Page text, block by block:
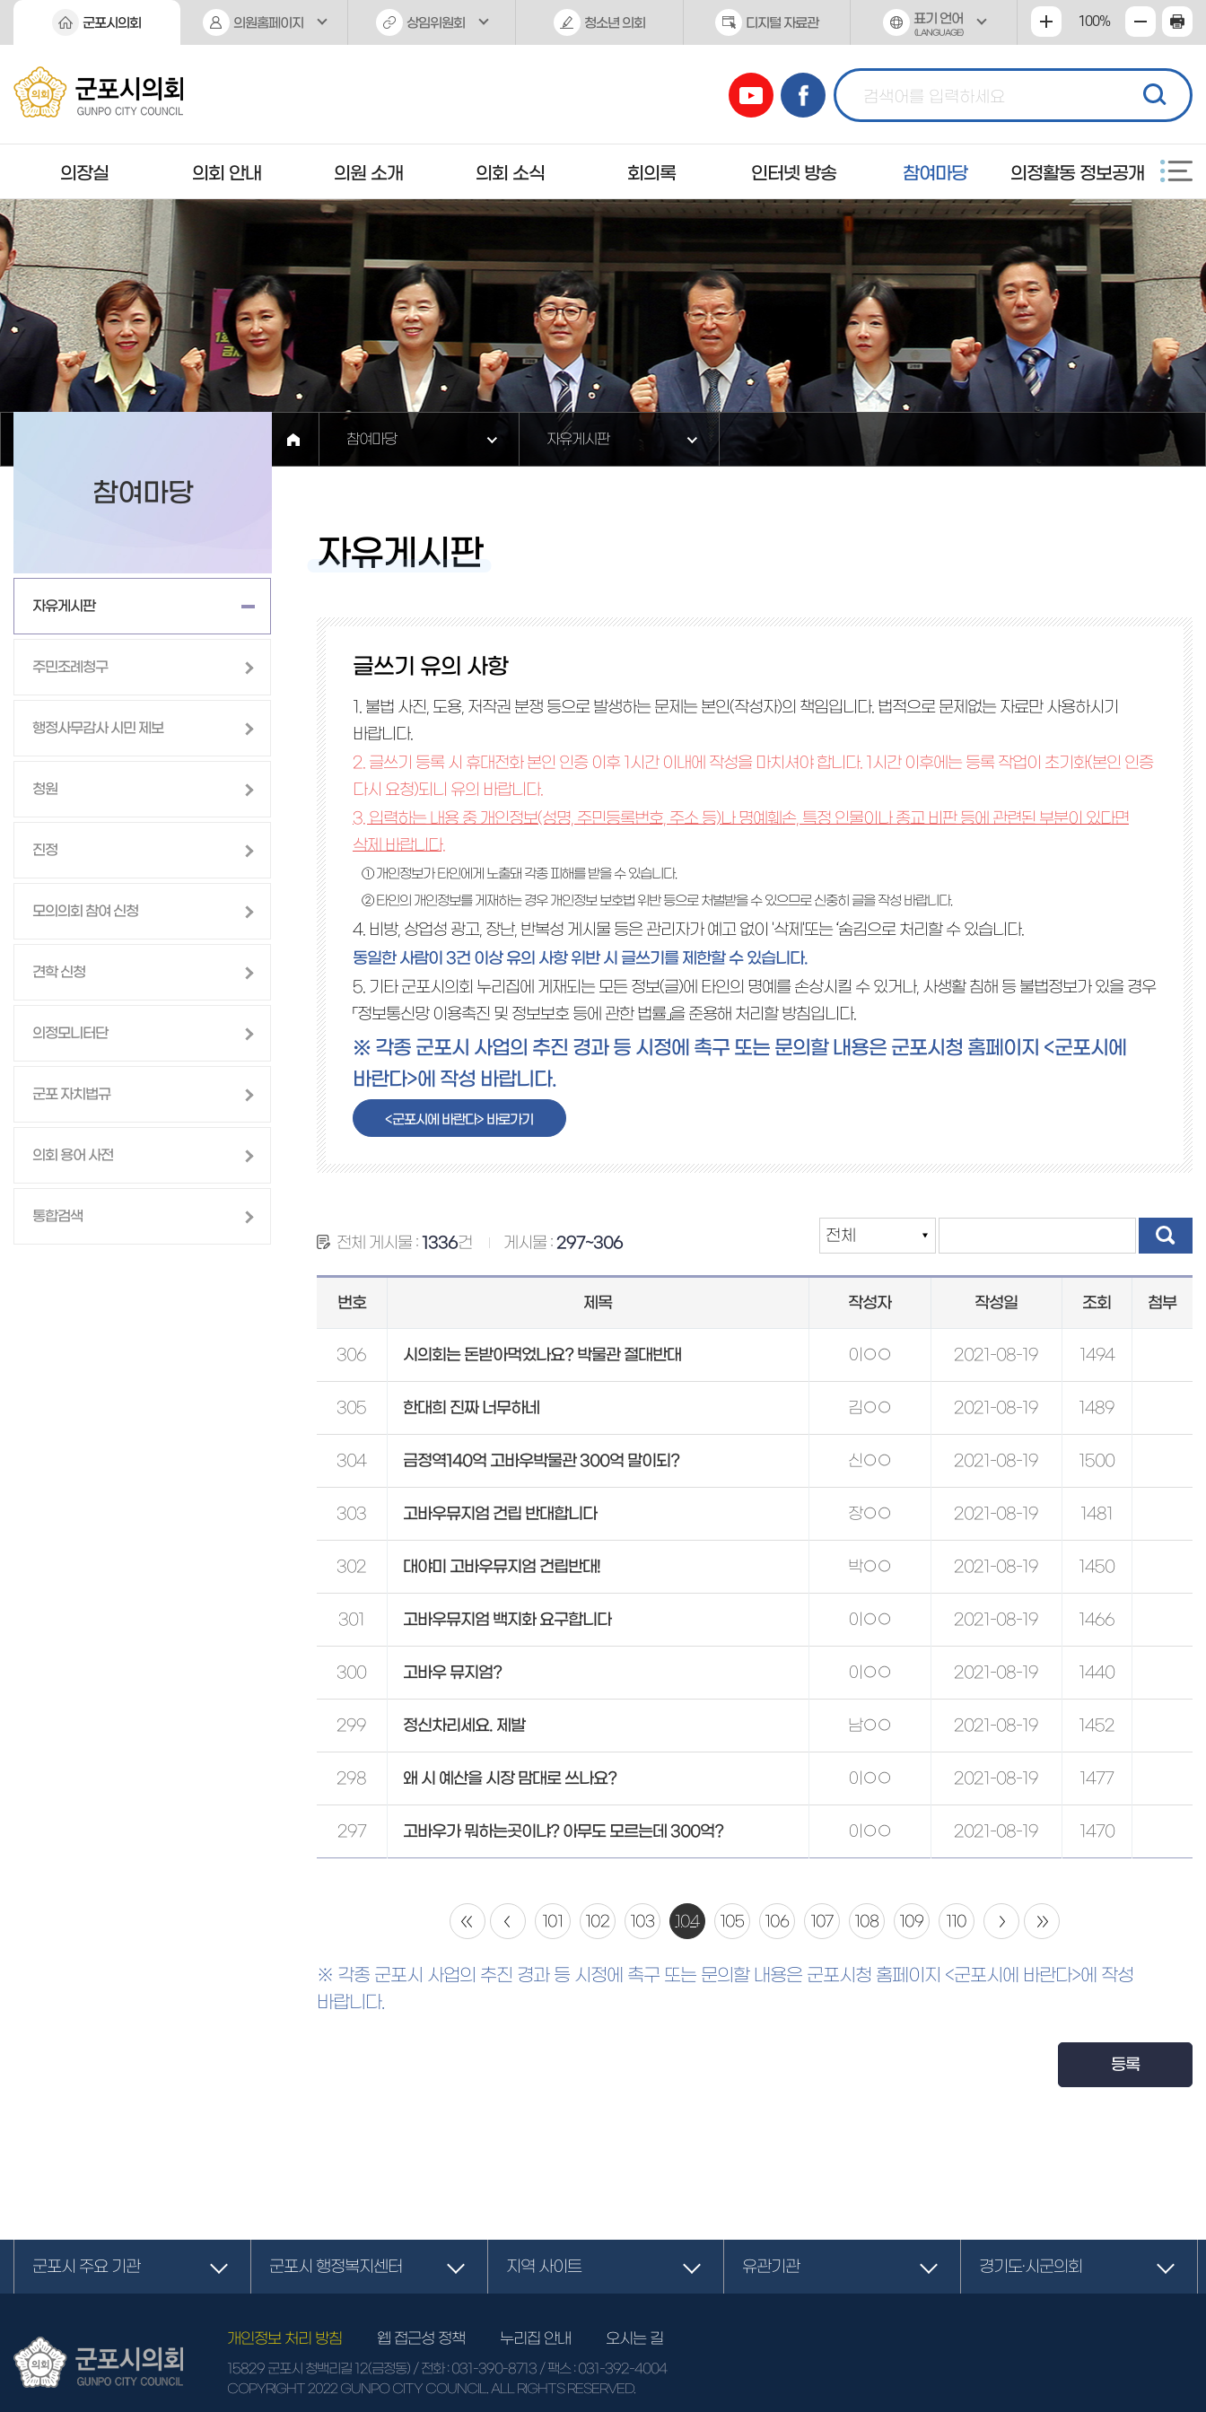
본문바로가기
군포시의회 의원홈페이지 상임위원회 청소년 의회 디지털 자료관 표기 언어
(LANGUAGE)
100%
의장실 의회 안내 의원 소개 의회 소식 회의록 인터넷 방송 참여마당 의정활동 정보공개
참여마당 자유게시판
참여마당
자유게시판
주민조례청구
행정사무감사 시민 제보
청원
진정
모의의회 참여 신청
견학 신청
의정모니터단
군포 자치법규
의회 용어 사전
통합검색
자유게시판
글쓰기 유의 사항
1. 불법 사진, 도용, 저작권 분쟁 등으로 발생하는 문제는 본인(작성자)의 책임입니다. 법적으로 문제없는 자료만 사용하시기
바랍니다.
2. 글쓰기 등록 시 휴대전화 본인 인증 이후 1시간 이내에 작성을 마치셔야 합니다. 1시간 이후에는 등록 작업이 초기화(본인 인증
다시 요청)되니 유의 바랍니다.
3. 입력하는 내용 중 개인정보(성명, 주민등록번호, 주소 등)나 명예훼손, 특정 인물이나 종교 비판 등에 관련된 부분이 있다면
삭제 바랍니다.
① 개인정보가 타인에게 노출돼 각종 피해를 받을 수 있습니다.
② 타인의 개인정보를 게재하는 경우 개인정보 보호법 위반 등으로 처벌받을 수 있으므로 신중히 글을 작성 바랍니다.
4. 비방, 상업성 광고, 장난, 반복성 게시물 등은 관리자가 예고 없이 '삭제'또는 ‘숨김으로 처리할 수 있습니다.
동일한 사람이 3건 이상 유의 사항 위반 시 글쓰기를 제한할 수 있습니다.
5. 기타 군포시의회 누리집에 게재되는 모든 정보(글)에 타인의 명예를 손상시킬 수 있거나, 사생활 침해 등 불법정보가 있을 경우
「정보통신망 이용촉진 및 정보보호 등에 관한 법률」을 준용해 처리할 방침입니다.
※ 각종 군포시 사업의 추진 경과 등 시정에 촉구 또는 문의할 내용은 군포시청 홈페이지 <군포시에
바란다>에 작성 바랍니다.
<군포시에 바란다> 바로가기
전체 게시물 : 1336건 게시물 : 297~306
번호 제목 작성자 작성일 조회 첨부
306 시의회는 돈받아먹었나요? 박물관 절대반대 이○○ 2021-08-19 1494
305 한대희 진짜 너무하네 김○○ 2021-08-19 1489
304 금정역140억 고바우박물관 300억 말이되? 신○○ 2021-08-19 1500
303 고바우뮤지엄 건립 반대합니다 장○○ 2021-08-19 1481
302 대야미 고바우뮤지엄 건립반대! 박○○ 2021-08-19 1450
301 고바우뮤지엄 백지화 요구합니다 이○○ 2021-08-19 1466
300 고바우 뮤지엄? 이○○ 2021-08-19 1440
299 정신차리세요. 제발 남○○ 2021-08-19 1452
298 왜 시 예산을 시장 맘대로 쓰나요? 이○○ 2021-08-19 1477
297 고바우가 뭐하는곳이냐? 아무도 모르는데 300억? 이○○ 2021-08-19 1470
101 102 103 104 105 106 107 108 109 110
※ 각종 군포시 사업의 추진 경과 등 시정에 촉구 또는 문의할 내용은 군포시청 홈페이지 <군포시에 바란다>에 작성
바랍니다.
등록
군포시 주요 기관 군포시 행정복지센터 지역 사이트 유관기관 경기도·시군의회
개인정보 처리 방침 웹 접근성 정책 누리집 안내 오시는 길
15829 군포시 청백리길 12(금정동) / 전화 : 031-390-8713 / 팩스 : 031-392-4004
COPYRIGHT 2022 GUNPO CITY COUNCIL. ALL RIGHTS RESERVED.